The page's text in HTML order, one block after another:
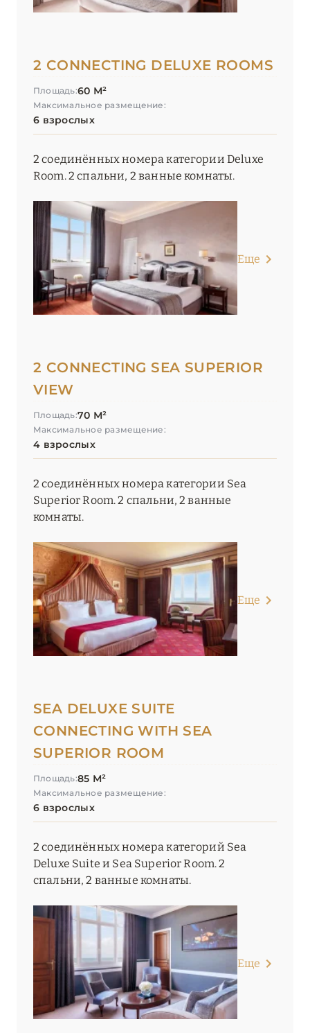
2 CONNECTING DELUXE ROOMS
Площадь:60 М²
Максимальное размещение:
6 взрослых
2 соединённых номера категории Deluxe
Room. 2 спальни, 2 ванные комнаты.
Еще
2 CONNECTING SEA SUPERIOR
VIEW
Площадь:70 М²
Максимальное размещение:
4 взрослых
2 соединённых номера категории Sea
Superior Room. 2 спальни, 2 ванные
комнаты.
Еще
SEA DELUXE SUITE
CONNECTING WITH SEA
SUPERIOR ROOM
Площадь:85 М²
Максимальное размещение:
6 взрослых
2 соединённых номера категорий Sea
Deluxe Suite и Sea Superior Room. 2
спальни, 2 ванные комнаты.
Еще